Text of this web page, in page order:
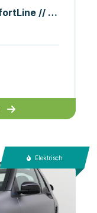
Kia Niro 1.6 GDi Hybrid ComfortLine // NAVI // CLIMA // ADAPTIVE CRUISE // CAMERA // KEY LESS // ALL SEASON BANDEN //
Elektrisch